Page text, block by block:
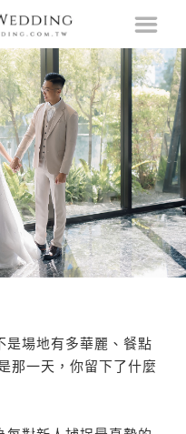
是場地有多華麗、餐點
那一天，你留下了什麼